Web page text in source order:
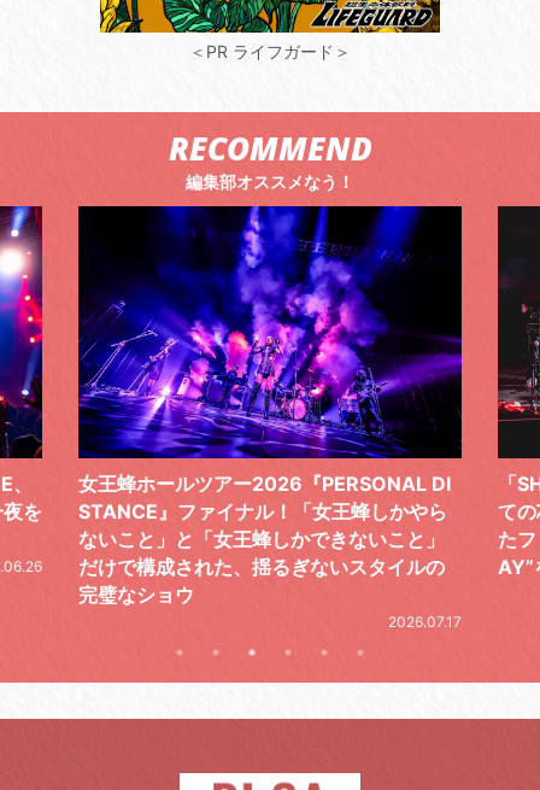
＜PR ライフガード＞
RECOMMEND
編集部オススメなう！
ら
の
「SHISHAMOでした!!!」ロックバンドとし
ての芯を貫き通し、笑顔と感謝で泳ぎ切っ
たファイナルライブ、DAY2“GOODBYE D
AY”をレポート
気
レ